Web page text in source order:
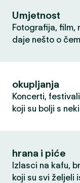
Umjetnost
Fotografija, film,
daje nešto o
okupljanja
Koncerti,
koji su bolji s
hrana i piće
Izlasci na kafu,
koji su svi željeli